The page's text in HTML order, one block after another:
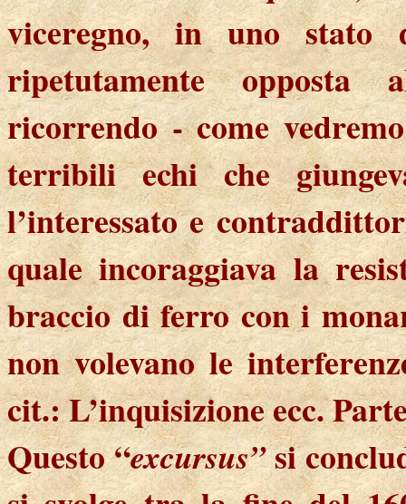
viceregno, in uno stato
ripetutamente opposta
ricorrendo - come
terribili echi che
l’interessato e
quale incoraggiava la
braccio di ferro con i
non volevano le
cit.: L’inquisizione ecc.
Questo “excursus”si